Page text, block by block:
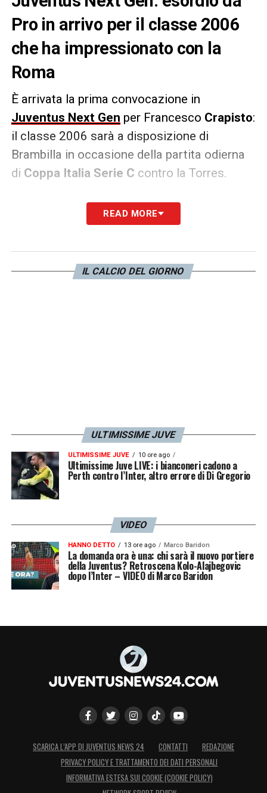
Pro in arrivo per il classe 2006
che ha impressionato con la
Roma
È arrivata la prima convocazione in
Juventus Next Gen per Francesco Crapisto:
il classe 2006 sarà a disposizione di
Brambilla in occasione della partita odierna
di Coppa Italia Serie C contro la Torres.
Crapisto è un centrocampista offensivo che
fa parte della rosa dellaPrimavera
molto presto potrebbe arrivare l’esordio nel
READ MORE
IL CALCIO DEL GIORNO
ULTIMISSIME JUVE
ULTIMISSIME JUVE 10 ore ago
Ultimissime Juve LIVE: i bianconeri cadono a
Perth contro l’Inter, altro errore di Di Gregorio
VIDEO
HANNO DETTO 13 ore ago Marco Baridon
La domanda ora è una: chi sarà il nuovo portiere
della Juventus? Retroscena Kolo-Alajbegovic
dopo l’Inter – VIDEO di Marco Baridon
SCARICA L’APP DI JUVENTUS NEWS 24 CONTATTI
REDAZIONE
PRIVACY POLICY E TRATTAMENTO DEI DATI PERSONALI
INFORMATIVA ESTESA SUI COOKIE (COOKIE POLICY)